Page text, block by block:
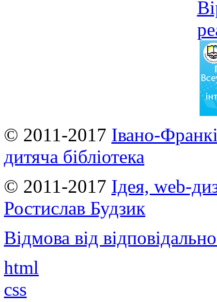
© 2011-2017 Івано-
дитяча бібліотека
© 2011-2017 Ідея, web-
Ростислав Будзик
Відмова від
html
css